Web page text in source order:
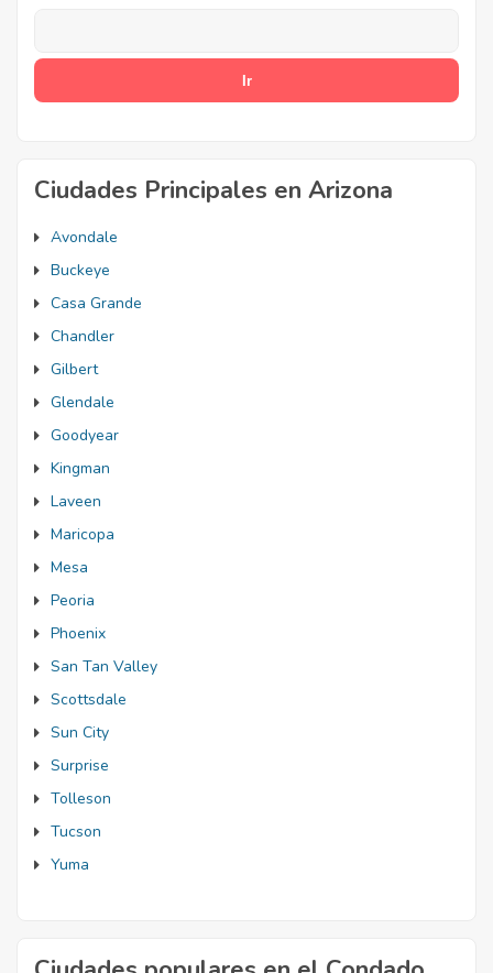
Ciudades Principales en Arizona
Avondale
Buckeye
Casa Grande
Chandler
Gilbert
Glendale
Goodyear
Kingman
Laveen
Maricopa
Mesa
Peoria
Phoenix
San Tan Valley
Scottsdale
Sun City
Surprise
Tolleson
Tucson
Yuma